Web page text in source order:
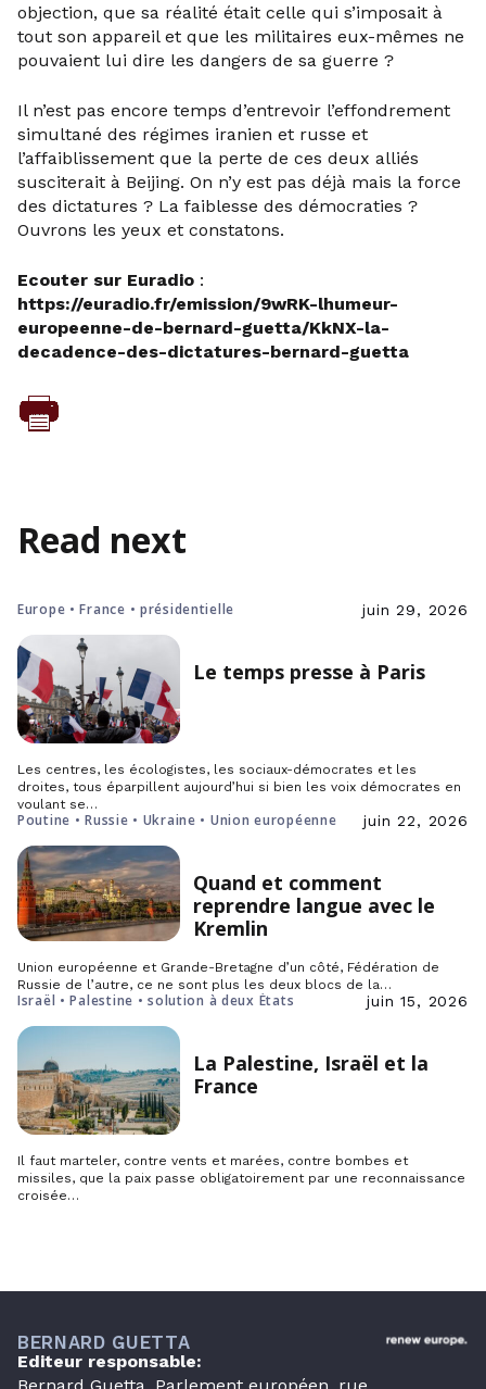
objection, que sa réalité était celle qui s’imposait à
tout son appareil et que les militaires eux-mêmes ne
pouvaient lui dire les dangers de sa guerre ?
Il n’est pas encore temps d’entrevoir l’effondrement
simultané des régimes iranien et russe et
l’affaiblissement que la perte de ces deux alliés
susciterait à Beijing. On n’y est pas déjà mais la force
des dictatures ? La faiblesse des démocraties ?
Ouvrons les yeux et constatons.
Ecouter sur Euradio :
https://euradio.fr/emission/9wRK-lhumeur-
europeenne-de-bernard-guetta/KkNX-la-
decadence-des-dictatures-bernard-guetta
Read next
Europe • France • présidentielle juin 29, 2026
Le temps presse à Paris
Les centres, les écologistes, les sociaux-démocrates et les
droites, tous éparpillent aujourd’hui si bien les voix démocrates en
voulant se…
Poutine • Russie • Ukraine • Union européenne juin 22, 2026
Quand et comment
reprendre langue avec le
Kremlin
Union européenne et Grande-Bretagne d’un côté, Fédération de
Russie de l’autre, ce ne sont plus les deux blocs de la…
Israël • Palestine • solution à deux États juin 15, 2026
La Palestine, Israël et la
France
Il faut marteler, contre vents et marées, contre bombes et
missiles, que la paix passe obligatoirement par une reconnaissance
croisée…
BERNARD GUETTA
Editeur responsable:
Bernard Guetta, Parlement européen, rue